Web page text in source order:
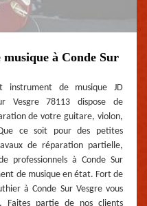
à Conde Sur
de musique JD
Vesgre 78113 dispose de
de votre guitare, violon,
ce soit pour des petites
de réparation partielle,
professionnels à Conde Sur
de musique en état. Fort de
à Conde Sur Vesgre vous
Faites partie de nos clients